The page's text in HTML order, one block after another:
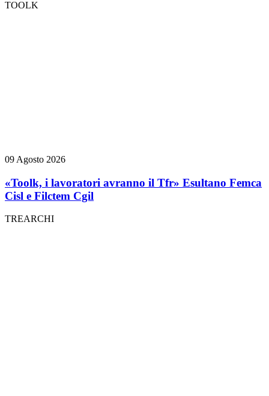
TOOLK
09 Agosto 2026
«Toolk, i lavoratori avranno il Tfr» Esultano Femca
Cisl e Filctem Cgil
TREARCHI